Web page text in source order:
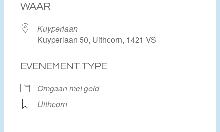
WAAR
Kuyperlaan
Kuyperlaan 50, Uithoorn, 1421 VS
EVENEMENT TYPE
Omgaan met geld
Uithoorn